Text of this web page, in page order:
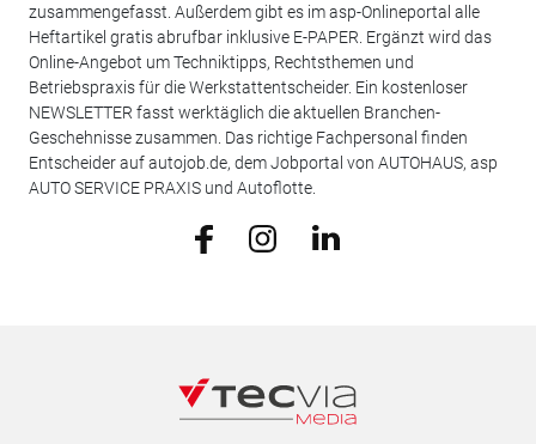
zusammengefasst. Außerdem gibt es im asp-Onlineportal alle
Heftartikel gratis abrufbar inklusive E-PAPER. Ergänzt wird das
Online-Angebot um Techniktipps, Rechtsthemen und
Betriebspraxis für die Werkstattentscheider. Ein kostenloser
NEWSLETTER fasst werktäglich die aktuellen Branchen-
Geschehnisse zusammen. Das richtige Fachpersonal finden
Entscheider auf autojob.de, dem Jobportal von AUTOHAUS, asp
AUTO SERVICE PRAXIS und Autoflotte.